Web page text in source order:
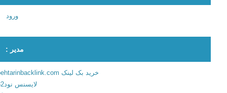
د
+
م
مدیر :
خرید بک لینک behtarinbacklink.com
لایسنس نود32